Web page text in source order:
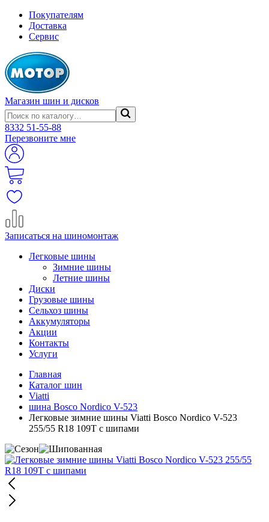
Покупателям
Доставка
Сервис
Магазин шин и дисков
8332 51-55-88
Перезвоните мне
Записаться на шиномонтаж
Легковые шины
Зимние шины
Летние шины
Диски
Грузовые шины
Сельхоз шины
Аккумуляторы
Акции
Контакты
Услуги
Главная
Каталог шин
Viatti
шина Bosco Nordico V-523
Легковые зимние шины Viatti Bosco Nordico V-523
255/55 R18 109T с шипами